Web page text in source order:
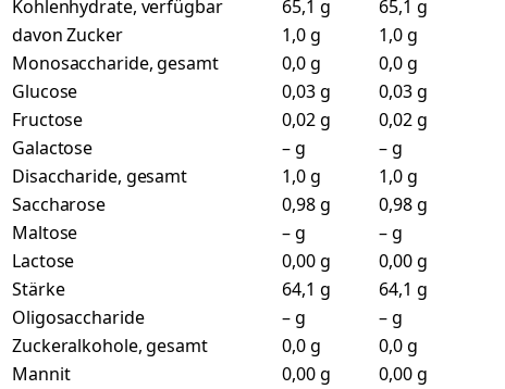
Kohlenhydrate, verfügbar
65,1 g
65,1 g
davon Zucker
1,0 g
1,0 g
Monosaccharide, gesamt
0,0 g
0,0 g
Glucose
0,03 g
0,03 g
Fructose
0,02 g
0,02 g
Galactose
– g
– g
Disaccharide, gesamt
1,0 g
1,0 g
Saccharose
0,98 g
0,98 g
Maltose
– g
– g
Lactose
0,00 g
0,00 g
Stärke
64,1 g
64,1 g
Oligosaccharide
– g
– g
Zuckeralkohole, gesamt
0,0 g
0,0 g
Mannit
0,00 g
0,00 g